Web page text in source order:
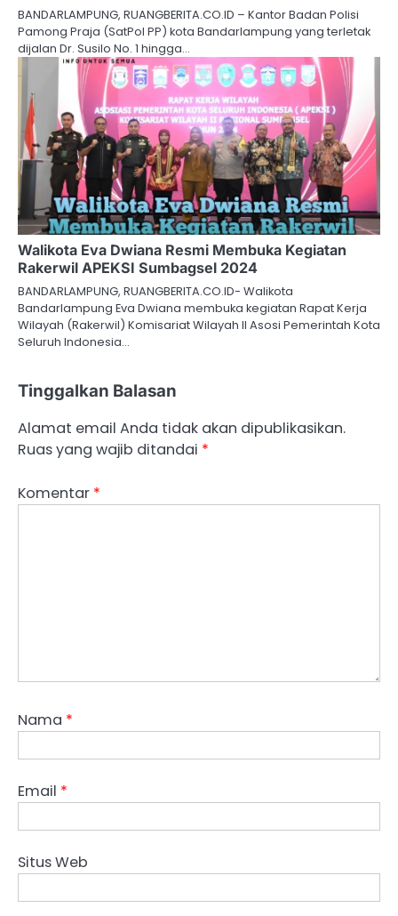
BANDARLAMPUNG, RUANGBERITA.CO.ID – Kantor Badan Polisi
Pamong Praja (SatPol PP) kota Bandarlampung yang terletak
dijalan Dr. Susilo No. 1 hingga…
Walikota Eva Dwiana Resmi Membuka Kegiatan
Rakerwil APEKSI Sumbagsel 2024
BANDARLAMPUNG, RUANGBERITA.CO.ID- Walikota
Bandarlampung Eva Dwiana membuka kegiatan Rapat Kerja
Wilayah (Rakerwil) Komisariat Wilayah II Asosi Pemerintah Kota
Seluruh Indonesia…
Tinggalkan Balasan
Alamat email Anda tidak akan dipublikasikan.
Ruas yang wajib ditandai *
Komentar *
Nama *
Email *
Situs Web